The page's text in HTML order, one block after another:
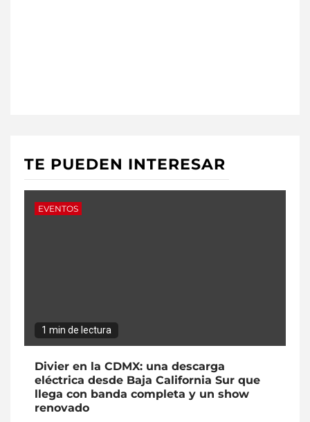
TE PUEDEN INTERESAR
EVENTOS
1 min de lectura
Divier en la CDMX: una descarga
eléctrica desde Baja California Sur que
llega con banda completa y un show
renovado